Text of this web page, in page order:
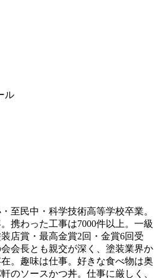
至民中・科学技術高等学校卒業。
携わった工事は7000件以上。一級
店賞・最高金賞2回・金賞6回受
会長とも親交が深く、塗装業界か
。趣味は仕事。好きな食べ物は奥
のソースかつ丼。仕事に厳しく、